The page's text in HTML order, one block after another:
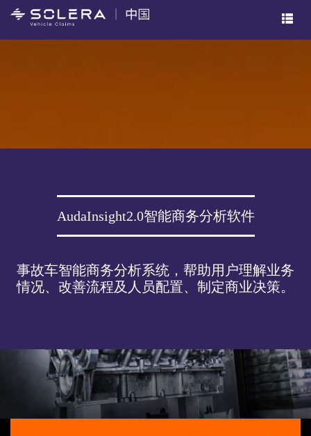
AudaInsight2.0智能商务分析软件
事故车智能商务分析系统，帮助用户理解业务
情况、改善流程及人员配置、制定商业决策。